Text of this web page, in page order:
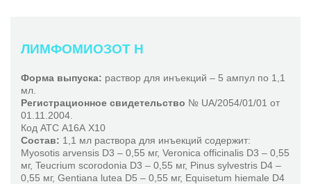
ЛЕЧЕНИЕ
ПРЕПАРАТЫ
СТАТЬИ
Препараты - Heel
Агнус Космоплекс С
Ангин-Хеель С
Ангио-Инъель
Бронхалис-Хеель
Арника-Хеель
ЛИМФОМИОЗОТ Н
Форма выпуска: раствор для инъекций – 5 ампул по 1,1
мл.
Регистрационное свидетельство № UA/2054/01/01 от
01.11.2004.
Код АТС А16А Х10
Состав: 1,1 мл раствора для инъекций содержит:
Myosotis arvensis D3 – 0,55 мг, Veronica officinalis D3 – 0,55
мг, Teucrium scorodonia D3 – 0,55 мг, Pinus sylvestris D4 –
0,55 мг, Gentiana lutea D5 – 0,55 мг, Equisetum hiemale D4